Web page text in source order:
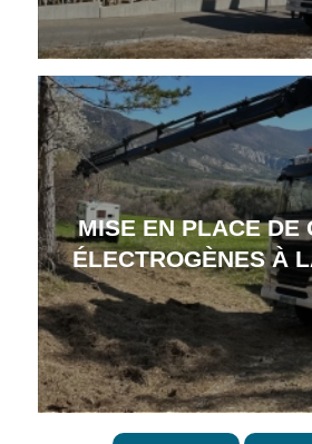
MISE EN PLACE DE
ÉLECTROGÈNES À